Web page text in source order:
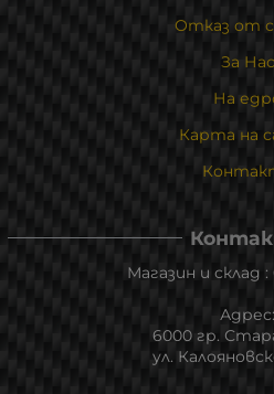
Отказ от
За Нас
На
Карта на
Магазин и склад :
Адрес:
6000 гр.
ул.